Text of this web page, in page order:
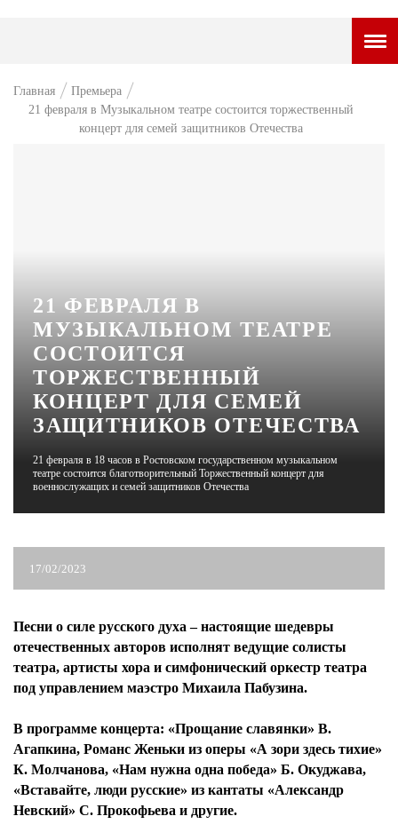
НОВОСТИ
ЧЕЛОВЕК ОСОБЕННЫЙ
АФИША
Главная
Премьера
21 февраля в Музыкальном театре состоится торжественный
концерт для семей защитников Отечества
21 ФЕВРАЛЯ В
МУЗЫКАЛЬНОМ ТЕАТРЕ
СОСТОИТСЯ
ТОРЖЕСТВЕННЫЙ
КОНЦЕРТ ДЛЯ СЕМЕЙ
ЗАЩИТНИКОВ ОТЕЧЕСТВА
21 февраля в 18 часов в Ростовском государственном музыкальном
театре состоится благотворительный Торжественный концерт для
военнослужащих и семей защитников Отечества
17/02/2023
Песни о силе русского духа – настоящие шедевры
отечественных авторов исполнят ведущие солисты
театра, артисты хора и симфонический оркестр театра
под управлением маэстро Михаила Пабузина.
В программе концерта: «Прощание славянки» В.
Агапкина, Романс Женьки из оперы «А зори здесь тихие»
К. Молчанова, «Нам нужна одна победа» Б. Окуджава,
«Вставайте, люди русские» из кантаты «Александр
Невский» С. Прокофьева и другие.